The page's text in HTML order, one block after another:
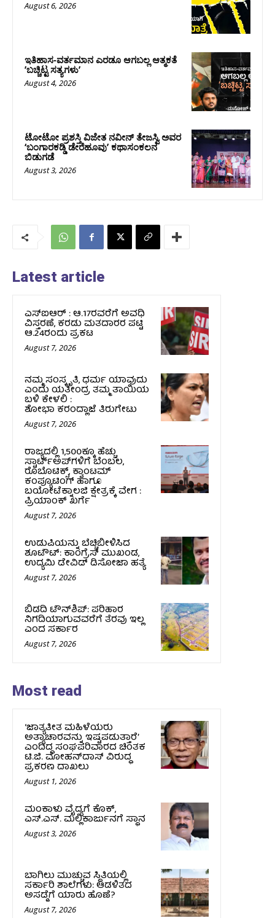
August 6, 2026
ಇತಿಹಾಸ-ವರ್ತಮಾನ ಎರಡೂ ಆಗಬಲ್ಲ ಆತ್ಮಕತೆ
ʼಬಚ್ಚಿಟ್ಟ ಸತ್ಯಗಳುʼ
August 4, 2026
ಟೋಟೋ ಪ್ರಶಸ್ತಿ ವಿಜೇತ ನವೀನ್ ತೇಜಸ್ವಿ ಅವರ
‘ಬಂಗಾರಕಡ್ಡಿ ಡೇರೆಹೂವು’ ಕಥಾಸಂಕಲನ
ಬಿಡುಗಡೆ
August 3, 2026
Latest article
ಎಸ್‌ಐಆರ್‌ : ಆ.17ರವರೆಗೆ ಅವಧಿ
ವಿಸ್ತರಣೆ, ಕರಡು ಮತದಾರರ ಪಟ್ಟಿ
ಆ.24ರಂದು ಪ್ರಕಟ
August 7, 2026
ನಮ್ಮ ಸಂಸ್ಕೃತಿ, ಧರ್ಮ ಯಾವುದು
ಎಂದು ಯತೀಂದ್ರ ತಮ್ಮ ತಾಯಿಯ
ಬಳಿ ಕೇಳಲಿ :
ಶೋಭಾ ಕರಂದ್ಲಾಜೆ ತಿರುಗೇಟು
August 7, 2026
ರಾಜ್ಯದಲ್ಲಿ 1,500ಕ್ಕೂ ಹೆಚ್ಚು
ಸ್ಟಾರ್ಟ್‌ಅಪ್‌ಗಳಿಗೆ ಬೆಂಬಲ,
ರೊಬೊಟಿಕ್ಸ್, ಕ್ವಾಂಟಮ್
ಕಂಪ್ಯೂಟಿಂಗ್ ಹಾಗೂ
ಬಯೋಟೆಕ್ನಾಲಜಿ ಕ್ಷೇತ್ರಕ್ಕೆ ವೇಗ :
ಪ್ರಿಯಾಂಕ್‌ ಖರ್ಗೆ
August 7, 2026
ಉಡುಪಿಯನ್ನು ಬೆಚ್ಚಿಬೀಳಿಸಿದ
ಶೂಟೌಟ್‌: ಕಾಂಗ್ರೆಸ್‌ ಮುಖಂಡ,
ಉದ್ಯಮಿ ಡೇವಿಡ್ ಡಿಸೋಜಾ ಹತ್ಯೆ
August 7, 2026
ಬಿಡದಿ ಟೌನ್‌ಶಿಪ್‌: ಪರಿಹಾರ
ನಿಗದಿಯಾಗುವವರೆಗೆ ತೆರವು ಇಲ್ಲ
ಎಂದ ಸರ್ಕಾರ
August 7, 2026
Most read
‘ಜಾತ್ಯತೀತ ಮಹಿಳೆಯರು
ಅತ್ಯಾಚಾರವನ್ನು ಇಷ್ಟಪಡುತ್ತಾರೆ’
ಎಂದಿದ್ದ ಸಂಘಪರಿವಾರದ ಚಿಂತಕ
ಟಿ.ಜಿ. ಮೋಹನ್‌ದಾಸ್ ವಿರುದ್ಧ
ಪ್ರಕರಣ ದಾಖಲು
August 1, 2026
ಮಂಕಾಳು ವೈದ್ಯಗೆ ಕೊಕ್‌,
ಎಸ್‌.ಎಸ್‌. ಮಲ್ಲಿಕಾರ್ಜುನಗೆ ಸ್ಥಾನ
August 3, 2026
ಬಾಗಿಲು ಮುಚ್ಚುವ ಸ್ಥಿತಿಯಲ್ಲಿ
ಸರ್ಕಾರಿ ಶಾಲೆಗಳು: ಆಡಳಿತದ
ಅಸಡ್ಡೆಗೆ ಯಾರು ಹೊಣೆ?
August 7, 2026